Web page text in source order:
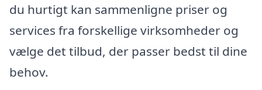
du hurtigt kan sammenligne priser og
services fra forskellige virksomheder og
vælge det tilbud, der passer bedst til dine
behov.